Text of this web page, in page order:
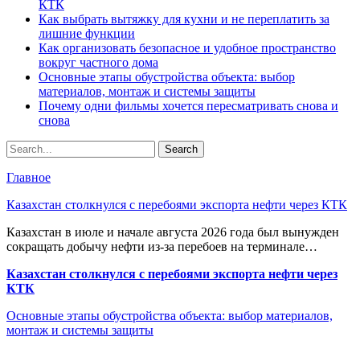
КТК
Как выбрать вытяжку для кухни и не переплатить за
лишние функции
Как организовать безопасное и удобное пространство
вокруг частного дома
Основные этапы обустройства объекта: выбор
материалов, монтаж и системы защиты
Почему одни фильмы хочется пересматривать снова и
снова
Главное
Казахстан столкнулся с перебоями экспорта нефти через КТК
Казахстан в июле и начале августа 2026 года был вынужден
сокращать добычу нефти из-за перебоев на терминале…
Казахстан столкнулся с перебоями экспорта нефти через
КТК
Основные этапы обустройства объекта: выбор материалов,
монтаж и системы защиты